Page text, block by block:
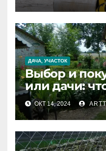
ДАЧА, УЧАСТОК
Выбор и
или дачи:
ОКТ 14, 2024